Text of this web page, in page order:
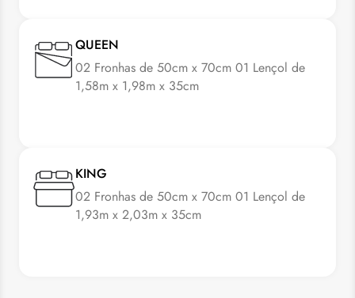
QUEEN
02 Fronhas de 50cm x 70cm 01 Lençol de
1,58m x 1,98m x 35cm
KING
02 Fronhas de 50cm x 70cm 01 Lençol de
1,93m x 2,03m x 35cm